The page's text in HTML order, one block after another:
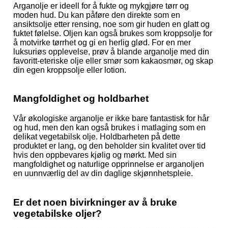
Arganolje er ideell for å fukte og mykgjøre tørr og
moden hud. Du kan påføre den direkte som en
ansiktsolje etter rensing, noe som gir huden en glatt og
fuktet følelse. Oljen kan også brukes som kroppsolje for
å motvirke tørrhet og gi en herlig glød. For en mer
luksuriøs opplevelse, prøv å blande arganolje med din
favoritt-eteriske olje eller smør som kakaosmør, og skap
din egen kroppsolje eller lotion.
Mangfoldighet og holdbarhet
Vår økologiske arganolje er ikke bare fantastisk for hår
og hud, men den kan også brukes i matlaging som en
delikat vegetabilsk olje. Holdbarheten på dette
produktet er lang, og den beholder sin kvalitet over tid
hvis den oppbevares kjølig og mørkt. Med sin
mangfoldighet og naturlige opprinnelse er arganoljen
en uunnværlig del av din daglige skjønnhetspleie.
Er det noen bivirkninger av å bruke
vegetabilske oljer?